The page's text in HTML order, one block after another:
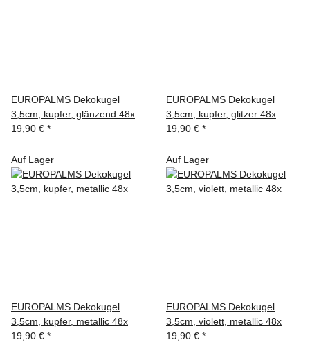
EUROPALMS Dekokugel
3,5cm, kupfer, glänzend 48x
19,90 € *
EUROPALMS Dekokugel
3,5cm, kupfer, glitzer 48x
19,90 € *
Auf Lager
EUROPALMS Dekokugel
3,5cm, kupfer, metallic 48x
19,90 € *
Auf Lager
EUROPALMS Dekokugel
3,5cm, violett, metallic 48x
19,90 € *